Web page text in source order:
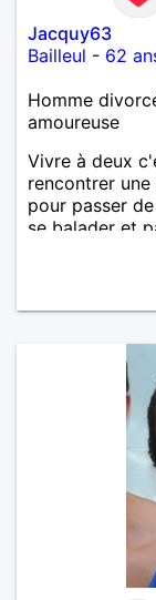
Jacquy63
Bailleul - 62
Homme
amoureuse
Vivre à deux
rencontrer
pour passer
se balader et
complicité.
randonnée
et finalement
de tout dire en